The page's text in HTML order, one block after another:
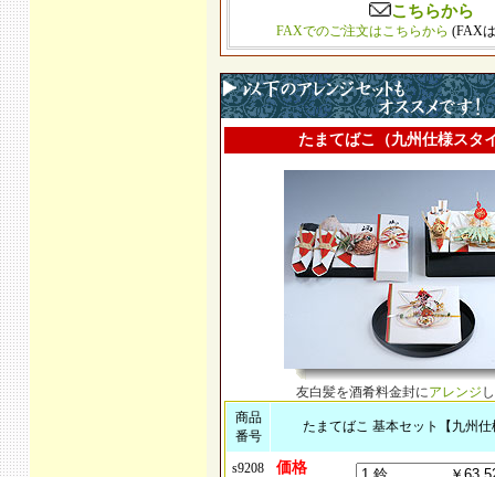
こちらから
FAXでのご注文はこちらから (FAX
たまてばこ（九州仕様スタ
友白髪を酒肴料金封にアレンジ
商品
番号
たまてばこ 基本セット【九州
s9208
価格